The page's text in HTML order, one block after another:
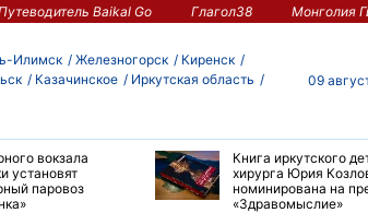
Baikal Go Глагол38 Монголия
Илимск Железногорск
Киренск
Казачинское
Иркутская область
09
вокзала
установят
паровоз
Книга иркутского
хирурга Юрия
номинирована на
«Здравомыслие»